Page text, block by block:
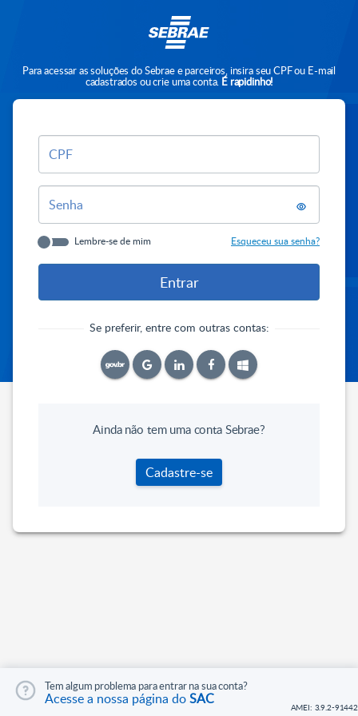
Para acessar as soluções do Sebrae e parceiros, insira seu CPF ou E-mail
cadastrados ou crie uma conta. É rapidinho!
CPF
Senha
Lembre-se de mim Esqueceu sua senha?
Se preferir, entre com outras contas:
Tem algum problema para entrar na sua conta?
Acesse a nossa página doSAC
Ainda não tem uma conta Sebrae?
Cadastre-se
AMEI: 3.9.2-91442